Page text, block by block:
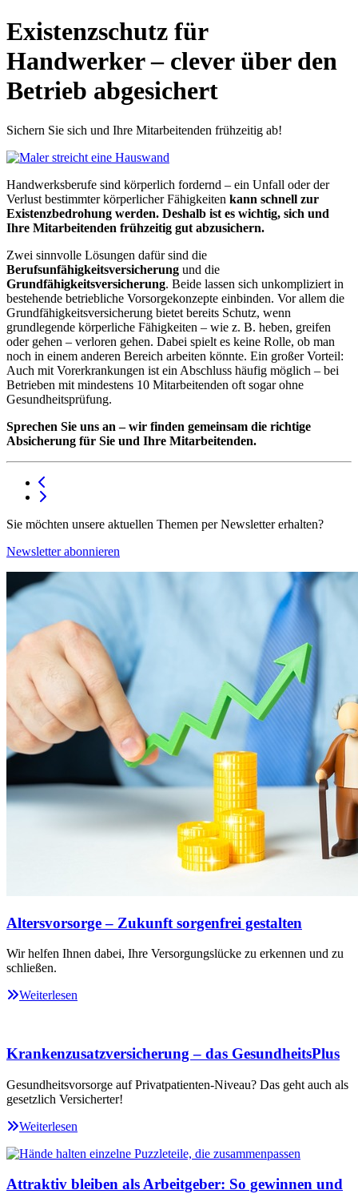
Existenzschutz für
Handwerker – clever über den
Betrieb abgesichert
Sichern Sie sich und Ihre Mitarbeitenden frühzeitig ab!
Handwerksberufe sind körperlich fordernd – ein Unfall oder der
Verlust bestimmter körperlicher Fähigkeiten kann schnell zur
Existenzbedrohung werden. Deshalb ist es wichtig, sich und
Ihre Mitarbeitenden frühzeitig gut abzusichern.
Zwei sinnvolle Lösungen dafür sind die
Berufsunfähigkeitsversicherung und die
Grundfähigkeitsversicherung. Beide lassen sich unkompliziert in
bestehende betriebliche Vorsorgekonzepte einbinden. Vor allem die
Grundfähigkeitsversicherung bietet bereits Schutz, wenn
grundlegende körperliche Fähigkeiten – wie z. B. heben, greifen
oder gehen – verloren gehen. Dabei spielt es keine Rolle, ob man
noch in einem anderen Bereich arbeiten könnte. Ein großer Vorteil:
Auch mit Vorerkrankungen ist ein Abschluss häufig möglich – bei
Betrieben mit mindestens 10 Mitarbeitenden oft sogar ohne
Gesundheitsprüfung.
Sprechen Sie uns an – wir finden gemeinsam die richtige
Absicherung für Sie und Ihre Mitarbeitenden.
Sie möchten unsere aktuellen Themen per Newsletter erhalten?
Newsletter abonnieren
Altersvorsorge – Zukunft sorgenfrei gestalten
Wir helfen Ihnen dabei, Ihre Versorgungslücke zu erkennen und zu
schließen.
Weiterlesen
Krankenzusatzversicherung – das GesundheitsPlus
Gesundheitsvorsorge auf Privatpatienten-Niveau? Das geht auch als
gesetzlich Versicherter!
Weiterlesen
Attraktiv bleiben als Arbeitgeber: So gewinnen und